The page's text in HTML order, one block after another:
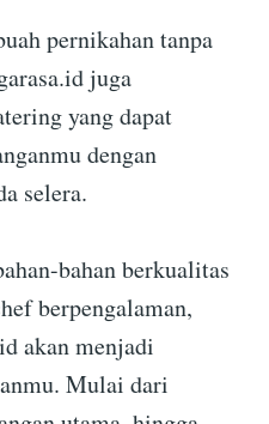
pernikahan tanpa
juga
yang dapat
dengan
selera.
bahan berkualitas
berpengalaman,
akan menjadi
Mulai dari